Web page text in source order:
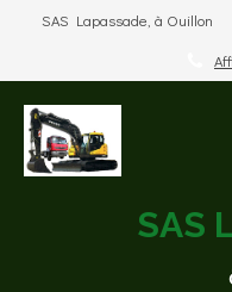
SAS Lapassade, à Ouillon
SAS